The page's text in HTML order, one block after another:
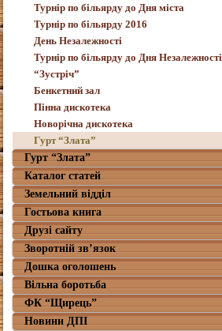
Турнір по більярду до Дня міста
Турнір по більярду 2016
День Незалежності
Турнір по більярду до Дня Незалежності
“Зустріч”
Бенкетний зал
Пінна дискотека
Новорічна дискотека
Гурт “Злата”
Гурт “Злата”
Каталог статей
Земельний відділ
Гостьова книга
Друзі сайту
Зворотній зв’язок
Дошка оголошень
Вільна боротьба
ФК “Щирець”
Новини ДПІ